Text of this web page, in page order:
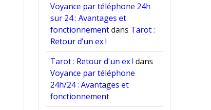
Voyance par téléphone 24h
sur 24 : Avantages et
fonctionnementdans Tarot :
Retour d’un ex !
Tarot : Retour d'un ex ! dans
Voyance par téléphone
24h/24 : Avantages et
fonctionnement